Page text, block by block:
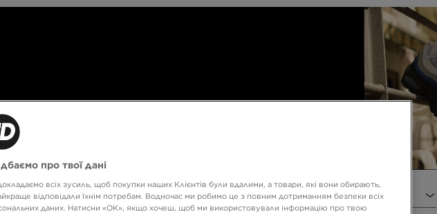
Стать Бренд Розмір
про твої дані
всіх зусиль, щоб покупки наших Клієнтів були вдалими, а товари, які вони обирають,
відповідали їхнім потребам. Водночас ми робимо це з повним дотриманням безпеки всіх
даних. Натисни «OK», якщо хочеш, щоб ми використовували інформацію про твою